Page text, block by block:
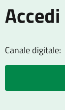
Canale digitale: